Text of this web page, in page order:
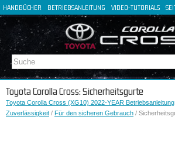
HANDBÜCHER BETRIEBSANLEITUNG VIDEO-TUTORIALS
FR
IT
Toyota Corolla Cross: Sicherheitsgurte
Toyota Corolla Cross (XG10) 2022-YEAR Betriebsanleitung
Zuverlässigkeit / Für den sicheren Gebrauch /